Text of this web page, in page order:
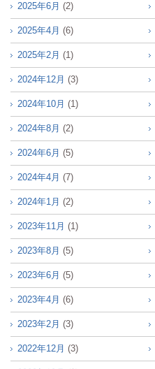
2025年6月 (2)
2025年4月 (6)
2025年2月 (1)
2024年12月 (3)
2024年10月 (1)
2024年8月 (2)
2024年6月 (5)
2024年4月 (7)
2024年1月 (2)
2023年11月 (1)
2023年8月 (5)
2023年6月 (5)
2023年4月 (6)
2023年2月 (3)
2022年12月 (3)